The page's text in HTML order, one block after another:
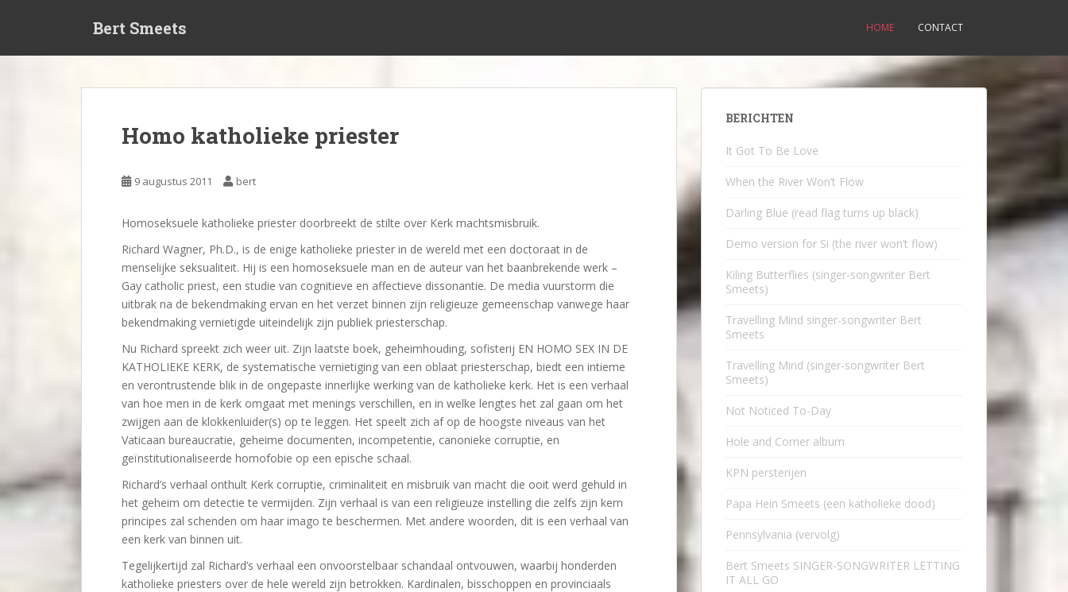
Bert Smeets HOME CONTACT
Homo katholieke priester
9 augustus 2011 bert
Homoseksuele katholieke priester doorbreekt de stilte over Kerk machtsmisbruik.
Richard Wagner, Ph.D., is de enige katholieke priester in de wereld met een doctoraat in de
menselijke seksualiteit. Hij is een homoseksuele man en de auteur van het baanbrekende werk –
Gay catholic priest, een studie van cognitieve en affectieve dissonantie. De media vuurstorm die
uitbrak na de bekendmaking ervan en het verzet binnen zijn religieuze gemeenschap vanwege haar
bekendmaking vernietigde uiteindelijk zijn publiek priesterschap.
Nu Richard spreekt zich weer uit. Zijn laatste boek, geheimhouding, sofisterij EN HOMO SEX IN DE
KATHOLIEKE KERK, de systematische vernietiging van een oblaat priesterschap, biedt een intieme
en verontrustende blik in de ongepaste innerlijke werking van de katholieke kerk. Het is een verhaal
van hoe men in de kerk omgaat met menings verschillen, en in welke lengtes het zal gaan om het
zwijgen aan de klokkenluider(s) op te leggen. Het speelt zich af op de hoogste niveaus van het
Vaticaan bureaucratie, geheime documenten, incompetentie, canonieke corruptie, en
geïnstitutionaliseerde homofobie op een epische schaal.
Richard’s verhaal onthult Kerk corruptie, criminaliteit en misbruik van macht die ooit werd gehuld in
het geheim om detectie te vermijden. Zijn verhaal is van een religieuze instelling die zelfs zijn kern
principes zal schenden om haar imago te beschermen. Met andere woorden, dit is een verhaal van
een kerk van binnen uit.
Tegelijkertijd zal Richard’s verhaal een onvoorstelbaar schandaal ontvouwen, waarbij honderden
katholieke priesters over de hele wereld zijn betrokken. Kardinalen, bisschoppen en provinciaals
BERICHTEN
It Got To Be Love
When the River Won’t Flow
Darling Blue (read flag turns up black)
Demo version for Si (the river won’t flow)
Kiling Butterflies (singer-songwriter Bert
Smeets)
Travelling Mind singer-songwriter Bert
Smeets
Travelling Mind (singer-songwriter Bert
Smeets)
Not Noticed To-Day
Hole and Corner album
KPN persterijen
Papa Hein Smeets (een katholieke dood)
Pennsylvania (vervolg)
Bert Smeets SINGER-SONGWRITER LETTING
IT ALL GO